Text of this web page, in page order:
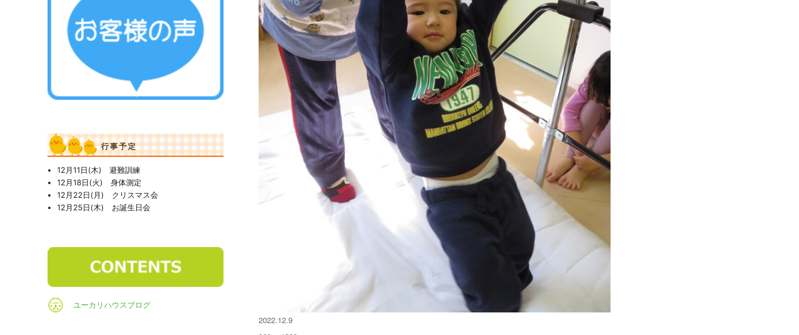
投
稿
2022.12.9
行事予定
12月11日(木) 避難訓練
12月18日(火) 身体測定
12月22日(月) クリスマス会
12月25日(木) お誕生日会
ユーカリハウスブログ